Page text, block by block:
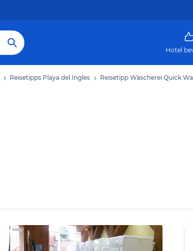
Hotel
Reisetipps Playa del Ingles Reisetipp Wäscherei Quick